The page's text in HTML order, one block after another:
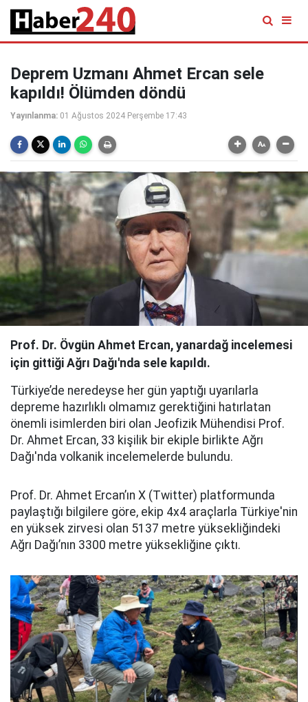
Deprem Uzmanı Ahmet Ercan sele
kapıldı! Ölümden döndü
Yayınlanma: 01 Ağustos 2024 Perşembe 17:43
Prof. Dr. Övgün Ahmet Ercan, yanardağ incelemesi
için gittiği Ağrı Dağı'nda sele kapıldı.
Türkiye’de neredeyse her gün yaptığı uyarılarla
depreme hazırlıklı olmamız gerektiğini hatırlatan
önemli isimlerden biri olan Jeofizik Mühendisi Prof.
Dr. Ahmet Ercan, 33 kişilik bir ekiple birlikte Ağrı
Dağı'nda volkanik incelemelerde bulundu.
Prof. Dr. Ahmet Ercan’ın X (Twitter) platformunda
paylaştığı bilgilere göre, ekip 4x4 araçlarla Türkiye'nin
en yüksek zirvesi olan 5137 metre yüksekliğindeki
Ağrı Dağı’nın 3300 metre yüksekliğine çıktı.